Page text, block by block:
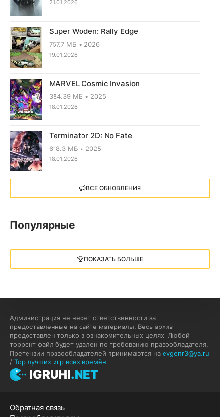
21.01.2026
Super Woden: Rally Edge
757.7 МБ 2026
19.01.2026
MARVEL Cosmic Invasion
384.39 МБ 2025
18.01.2026
Terminator 2D: No Fate
618.3 МБ 2025
18.01.2026
X4: Foundations (2018)
13.73 GB 2018
13 ГБ 2025
MAFIA: THE OLD COUNTRY
44.98 ГБ 2025
04.12.2025
5.43 ГБ
ВСЕ ОБНОВЛЕНИЯ
Популярные
ПОКАЗАТЬ БОЛЬШЕ
IGRUHI.NET
Администрация не несет ответственности за
предоставленные на сайте материалы. Весь архив
предоставлен только в ознакомительных целях. Любой
торрент файл будет удален по требованию правообладателя.
Претензии правообладателей принимаются на evgenr3@ya.ru
/ Top лучших игр всех времён
Обратная связь